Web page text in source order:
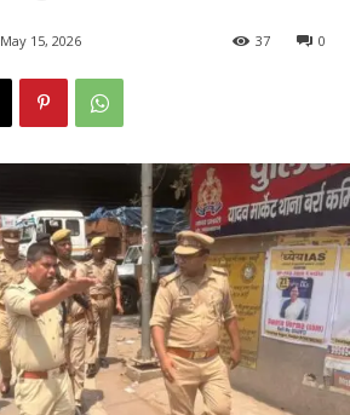
May 15, 2026 0
37